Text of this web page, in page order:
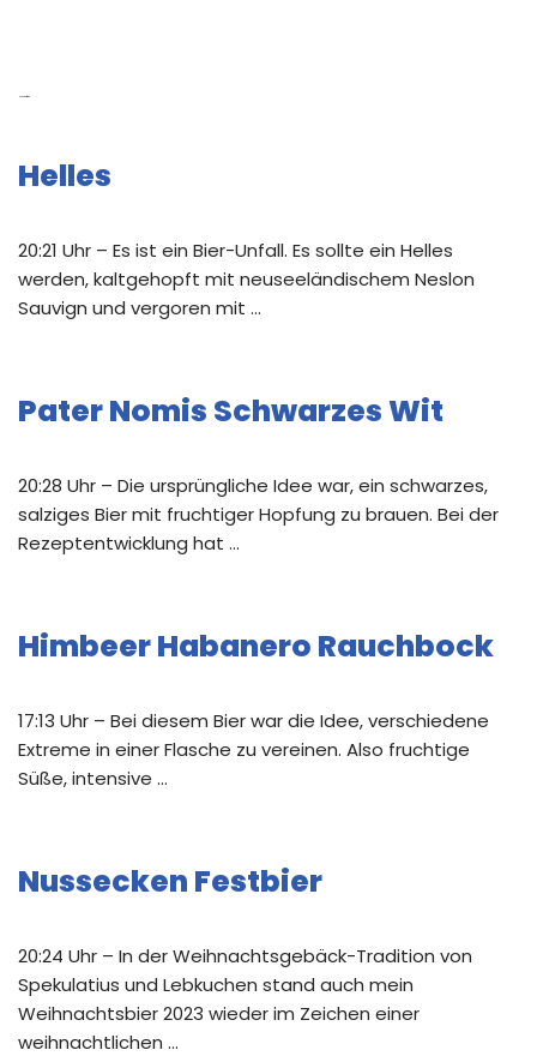
Helles
20:21 Uhr – Es ist ein Bier-Unfall. Es sollte ein Helles
werden, kaltgehopft mit neuseeländischem Neslon
Sauvign und vergoren mit …
Pater Nomis Schwarzes Wit
20:28 Uhr – Die ursprüngliche Idee war, ein schwarzes,
salziges Bier mit fruchtiger Hopfung zu brauen. Bei der
Rezeptentwicklung hat …
Himbeer Habanero Rauchbock
17:13 Uhr – Bei diesem Bier war die Idee, verschiedene
Extreme in einer Flasche zu vereinen. Also fruchtige
Süße, intensive …
Nussecken Festbier
20:24 Uhr – In der Weihnachtsgebäck-Tradition von
Spekulatius und Lebkuchen stand auch mein
Weihnachtsbier 2023 wieder im Zeichen einer
weihnachtlichen …